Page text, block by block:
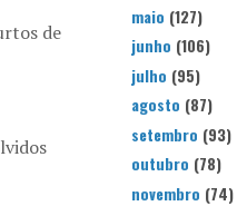
de
maio (127)
junho (106)
julho (95)
agosto (87)
setembro (93)
outubro (78)
novembro (74)